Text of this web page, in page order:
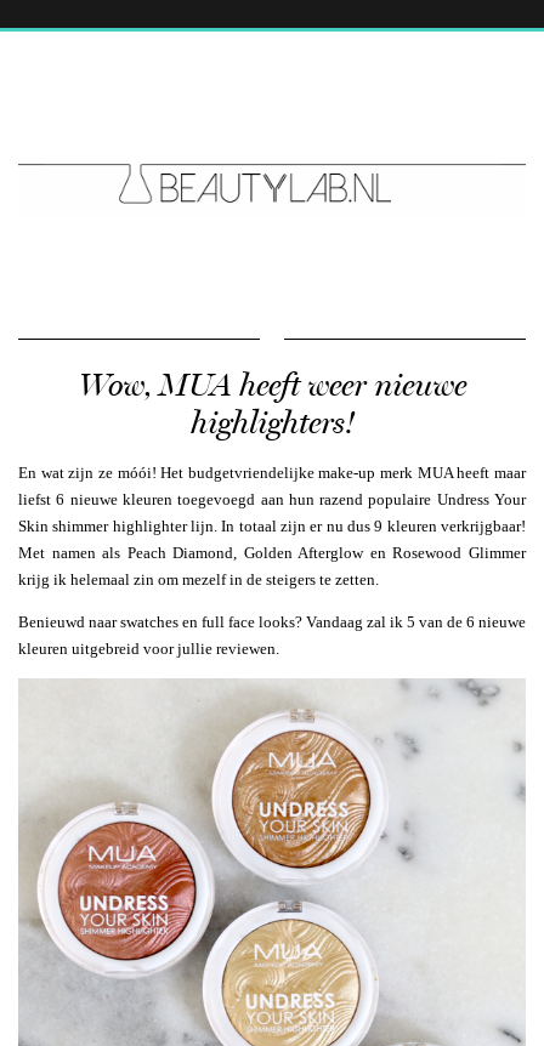
Wow, MUA heeft weer nieuwe
highlighters!
En wat zijn ze móói! Het budgetvriendelijke make-up merk MUA heeft maar
liefst 6 nieuwe kleuren toegevoegd aan hun razend populaire Undress Your
Skin shimmer highlighter lijn. In totaal zijn er nu dus 9 kleuren verkrijgbaar!
Met namen als Peach Diamond, Golden Afterglow en Rosewood Glimmer
krijg ik helemaal zin om mezelf in de steigers te zetten.
Benieuwd naar swatches en full face looks? Vandaag zal ik 5 van de 6 nieuwe
kleuren uitgebreid voor jullie reviewen.